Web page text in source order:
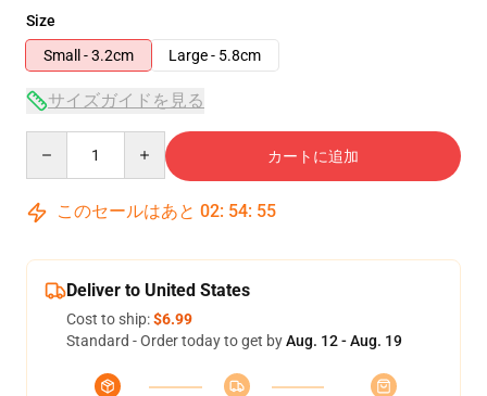
Size
Small - 3.2cm
Large - 5.8cm
サイズガイドを見る
カートに追加
このセールはあと 02: 54: 54
Deliver to United States
Cost to ship:$6.99
Standard - Order today to get byAug. 12 - Aug. 19